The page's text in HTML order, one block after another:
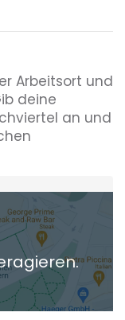
Arbeitsort und
deine
an und
auf den
morgens um 8:30.